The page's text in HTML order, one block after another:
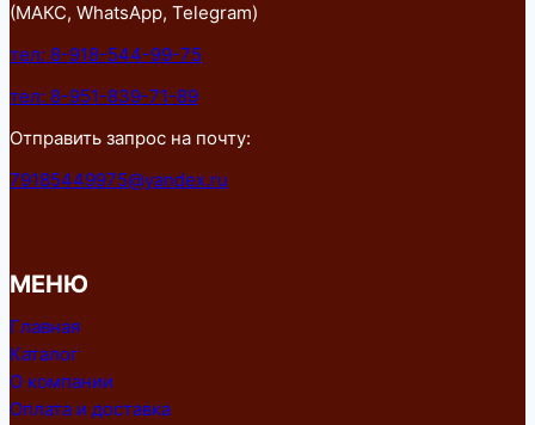
(МАКС, WhatsApp, Telegram)
тел: 8-918-544-99-75
тел: 8-951-839-71-89
Отправить запрос на почту:
79185449975@yandex.ru
МЕНЮ
Главная
Каталог
О компании
Оплата и доставка